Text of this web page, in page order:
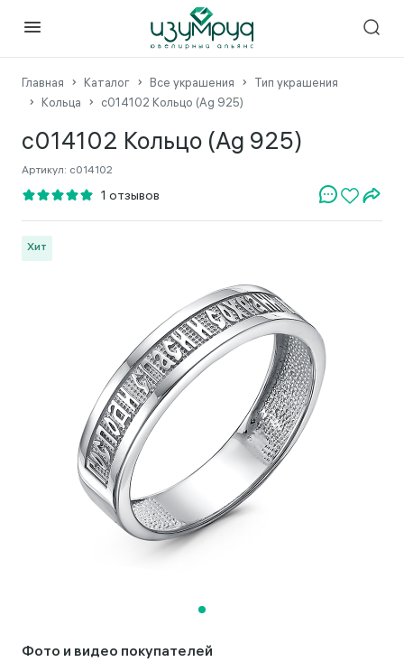
Главная Каталог Все украшения
Тип украшения
Кольца
с014102 Кольцо (Ag 925)
с014102 Кольцо (Ag 925)
Артикул: с014102
Фото и видео покупателей
Хит